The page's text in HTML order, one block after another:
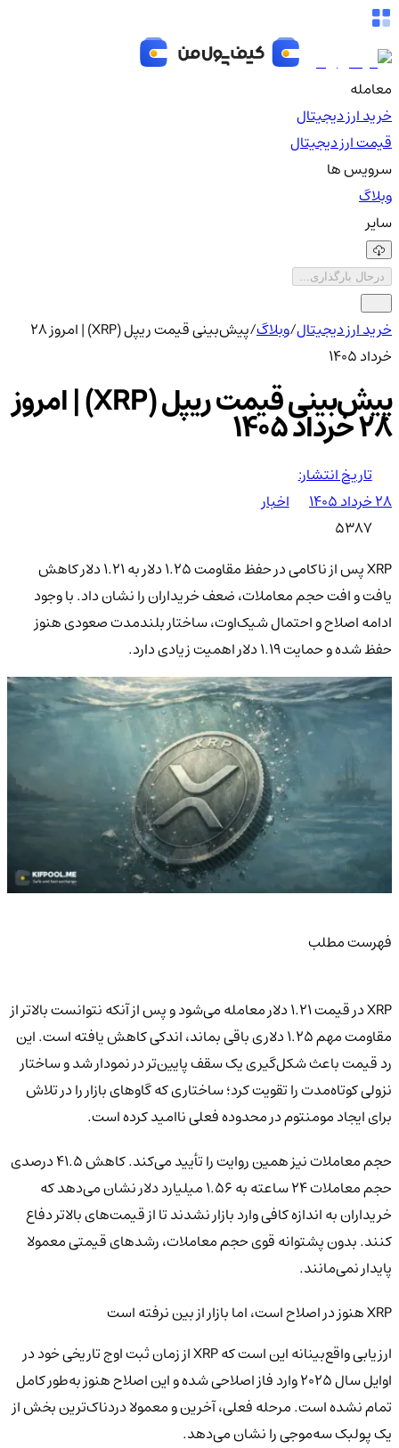
معامله
خرید ارز دیجیتال
قیمت ارز دیجیتال
سرویس ها
وبلاگ
سایر
درحال بارگذاری...
خرید ارز دیجیتال/وبلاگ/
پیش‌بینی قیمت ریپل (XRP) | امروز 28
خرداد 1405
پیش‌بینی قیمت ریپل (XRP) | امروز
28 خرداد 1405
تاریخ انتشار:
۲۸ خرداد ۱۴۰۵
اخبار
5387
XRP پس از ناکامی در حفظ مقاومت ۱.۲۵ دلار به ۱.۲۱ دلار کاهش
یافت و افت حجم معاملات، ضعف خریداران را نشان داد. با وجود
ادامه اصلاح و احتمال شیک‌اوت، ساختار بلندمدت صعودی هنوز
حفظ شده و حمایت ۱.۱۹ دلار اهمیت زیادی دارد.
فهرست مطلب
XRP در قیمت ۱.۲۱ دلار معامله می‌شود و پس از آنکه نتوانست بالاتر از
مقاومت مهم ۱.۲۵ دلاری باقی بماند، اندکی کاهش یافته است. این
رد قیمت باعث شکل‌گیری یک سقف پایین‌تر در نمودار شد و ساختار
نزولی کوتاه‌مدت را تقویت کرد؛ ساختاری که گاوهای بازار را در تلاش
برای ایجاد مومنتوم در محدوده فعلی ناامید کرده است.
حجم معاملات نیز همین روایت را تأیید می‌کند. کاهش ۴۱.۵ درصدی
حجم معاملات ۲۴ ساعته به ۱.۵۶ میلیارد دلار نشان می‌دهد که
خریداران به اندازه کافی وارد بازار نشدند تا از قیمت‌های بالاتر دفاع
کنند. بدون پشتوانه قوی حجم معاملات، رشدهای قیمتی معمولا
پایدار نمی‌مانند.
XRP هنوز در اصلاح است، اما بازار از بین نرفته است
ارزیابی واقع‌بینانه این است که XRP از زمان ثبت اوج تاریخی خود در
اوایل سال ۲۰۲۵ وارد فاز اصلاحی شده و این اصلاح هنوز به‌طور کامل
تمام نشده است. مرحله فعلی، آخرین و معمولا دردناک‌ترین بخش از
یک پولبک سه‌موجی را نشان می‌دهد.